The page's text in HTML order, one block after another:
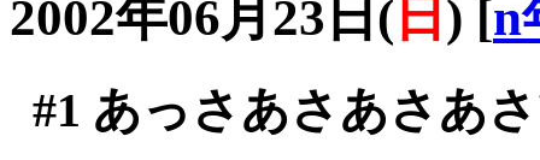
2002年06月23日( 日 ) [n
#1 あっさあさあさあ